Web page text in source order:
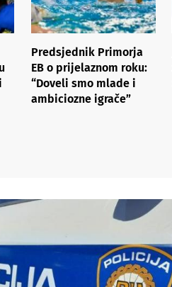
Predsjednik Primorja
EB o prijelaznom roku:
“Doveli smo mlade i
ambiciozne igrače”